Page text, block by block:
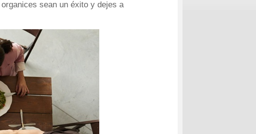
sean un éxito y dejes a